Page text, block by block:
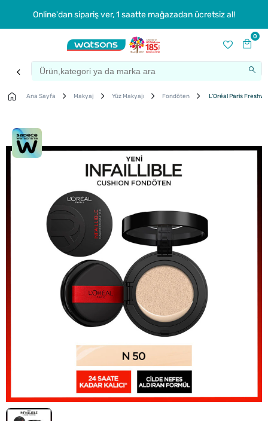
Online'dan sipariş ver, 1 saatte mağazadan ücretsiz al!
0
Ana Sayfa Makyaj Yüz Makyajı Fondöten L'Oréal Paris